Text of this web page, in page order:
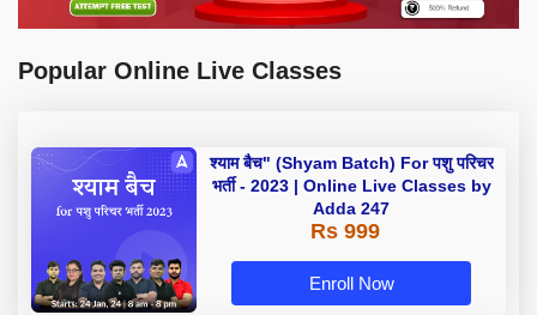
Popular Online Live Classes
श्याम बैच" (Shyam Batch) For पशु परिचर
भर्ती - 2023 | Online Live Classes by
Adda 247
Rs 999
Enroll Now